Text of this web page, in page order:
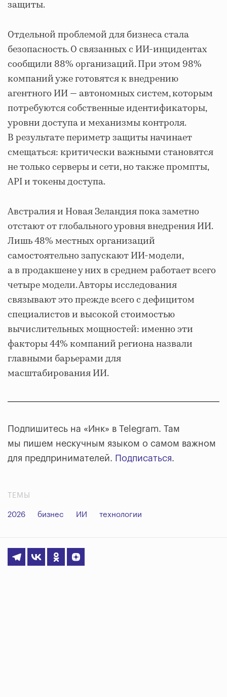
защиты.
Отдельной проблемой для бизнеса стала
безопасность. О связанных с ИИ-инцидентах
сообщили 88% организаций. При этом 98%
компаний уже готовятся к внедрению
агентного ИИ — автономных систем, которым
потребуются собственные идентификаторы,
уровни доступа и механизмы контроля.
В результате периметр защиты начинает
смещаться: критически важными становятся
не только серверы и сети, но также промпты,
API и токены доступа.
Австралия и Новая Зеландия пока заметно
отстают от глобального уровня внедрения ИИ.
Лишь 48% местных организаций
самостоятельно запускают ИИ-модели,
а в продакшене у них в среднем работает всего
четыре модели. Авторы исследования
связывают это прежде всего с дефицитом
специалистов и высокой стоимостью
вычислительных мощностей: именно эти
факторы 44% компаний региона назвали
главными барьерами для
масштабирования ИИ.
Подпишитесь на «Инк» в Telegram. Там
мы пишем нескучным языком о самом важном
для предпринимателей. Подписаться.
ТЕМЫ
2026 бизнес ИИ технологии